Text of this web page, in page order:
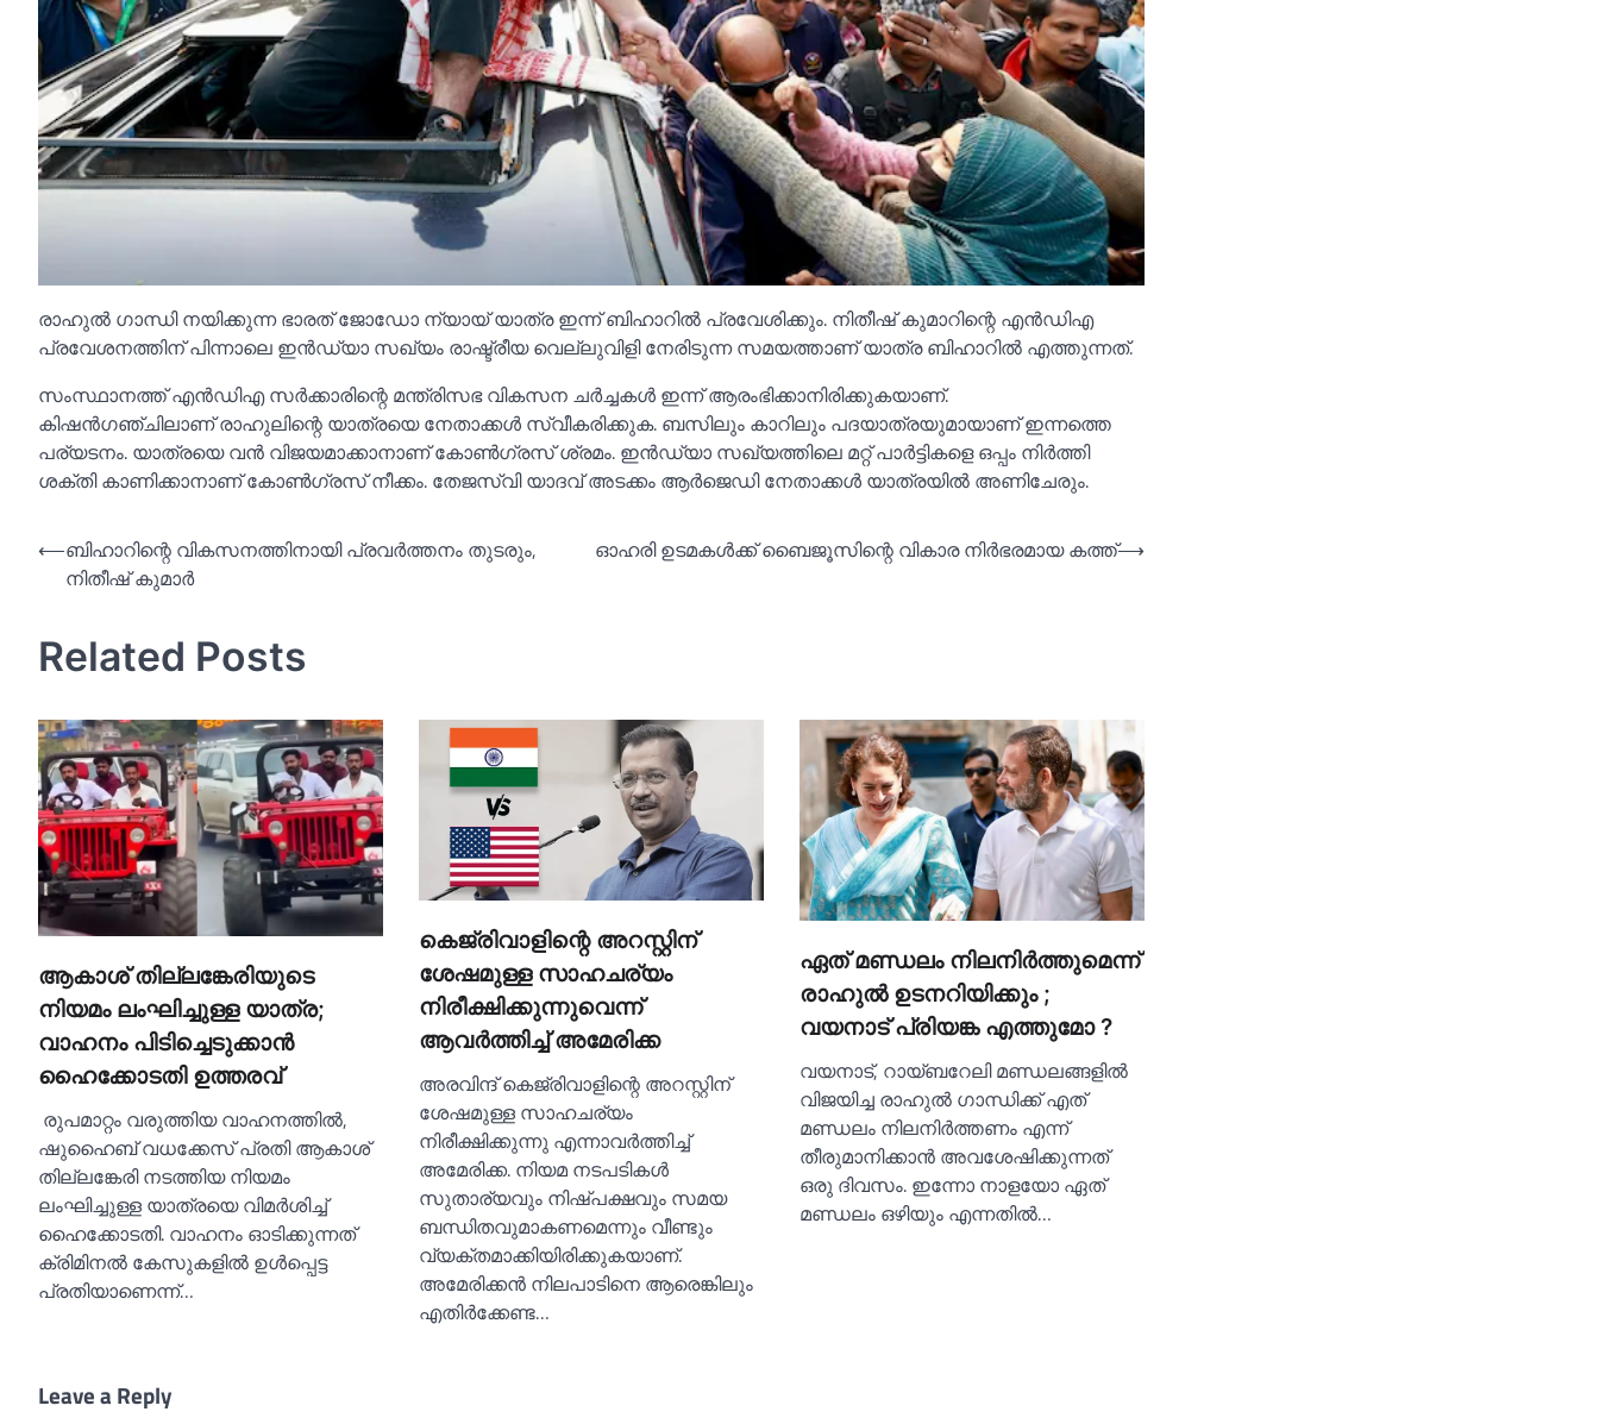
രാഹുല്‍ ഗാന്ധി നയിക്കുന്ന ഭാരത് ജോഡോ ന്യായ് യാത്ര ഇന്ന് ബിഹാറില്‍ പ്രവേശിക്കും. നിതീഷ് കുമാറിന്റെ എന്‍ഡിഎ
പ്രവേശനത്തിന് പിന്നാലെ ഇന്‍ഡ്യാ സഖ്യം രാഷ്ട്രീയ വെല്ലുവിളി നേരിടുന്ന സമയത്താണ് യാത്ര ബിഹാറില്‍ എത്തുന്നത്.
സംസ്ഥാനത്ത് എന്‍ഡിഎ സര്‍ക്കാരിന്റെ മന്ത്രിസഭ വികസന ചര്‍ച്ചകള്‍ ഇന്ന് ആരംഭിക്കാനിരിക്കുകയാണ്.
കിഷന്‍ഗഞ്ചിലാണ് രാഹുലിന്റെ യാത്രയെ നേതാക്കള്‍ സ്വീകരിക്കുക. ബസിലും കാറിലും പദയാത്രയുമായാണ് ഇന്നത്തെ
പര്യടനം. യാത്രയെ വന്‍ വിജയമാക്കാനാണ് കോണ്‍ഗ്രസ് ശ്രമം. ഇന്‍ഡ്യാ സഖ്യത്തിലെ മറ്റ് പാര്‍ട്ടികളെ ഒപ്പം നിര്‍ത്തി
ശക്തി കാണിക്കാനാണ് കോണ്‍ഗ്രസ് നീക്കം. തേജസ്വി യാദവ് അടക്കം ആര്‍ജെഡി നേതാക്കള്‍ യാത്രയില്‍ അണിചേരും.
Post
navigation
⟵ബിഹാറിന്റെ വികസനത്തിനായി പ്രവര്‍ത്തനം തുടരും,
നിതീഷ് കുമാര്‍
ഓഹരി ഉടമകള്‍ക്ക് ബൈജൂസിന്റെ വികാര നിര്‍ഭരമായ കത്ത്⟶
Related Posts
ആകാശ് തില്ലങ്കേരിയുടെ
നിയമം ലംഘിച്ചുള്ള യാത്ര;
വാഹനം പിടിച്ചെടുക്കാൻ
ഹൈക്കോടതി ഉത്തരവ്
രുപമാറ്റം വരുത്തിയ വാഹനത്തില്‍,
ഷുഹൈബ് വധക്കേസ് പ്രതി ആകാശ്
തില്ലങ്കേരി നടത്തിയ നിയമം
ലംഘിച്ചുള്ള യാത്രയെ വിമർശിച്ച്‌
ഹൈക്കോടതി. വാഹനം ഓടിക്കുന്നത്
ക്രിമിനല്‍ കേസുകളില്‍ ഉള്‍പ്പെട്ട
പ്രതിയാണെന്ന്…
കെജ്രിവാളിന്റെ അറസ്റ്റിന്
ശേഷമുള്ള സാഹചര്യം
നിരീക്ഷിക്കുന്നുവെന്ന്
ആവര്‍ത്തിച്ച്‌ അമേരിക്ക
അരവിന്ദ് കെജ്രിവാളിന്റെ അറസ്റ്റിന്
ശേഷമുള്ള സാഹചര്യം
നിരീക്ഷിക്കുന്നു എന്നാവര്‍ത്തിച്ച്‌
അമേരിക്ക. നിയമ നടപടികള്‍
സുതാര്യവും നിഷ്പക്ഷവും സമയ
ബന്ധിതവുമാകണമെന്നും വീണ്ടും
വ്യക്തമാക്കിയിരിക്കുകയാണ്.
അമേരിക്കന്‍ നിലപാടിനെ ആരെങ്കിലും
എതിര്‍ക്കേണ്ട…
ഏത് മണ്ഡലം നിലനിര്‍ത്തുമെന്ന്
രാഹുല്‍ ഉടനറിയിക്കും ;
വയനാട് പ്രിയങ്ക എത്തുമോ ?
വയനാട്, റായ്ബറേലി മണ്ഡലങ്ങളില്‍
വിജയിച്ച രാഹുല്‍ ഗാന്ധിക്ക് എത്
മണ്ഡലം നിലനിര്‍ത്തണം എന്ന്
തീരുമാനിക്കാന്‍ അവശേഷിക്കുന്നത്
ഒരു ദിവസം. ഇന്നോ നാളയോ ഏത്
മണ്ഡലം ഒഴിയും എന്നതില്‍…
Leave a Reply